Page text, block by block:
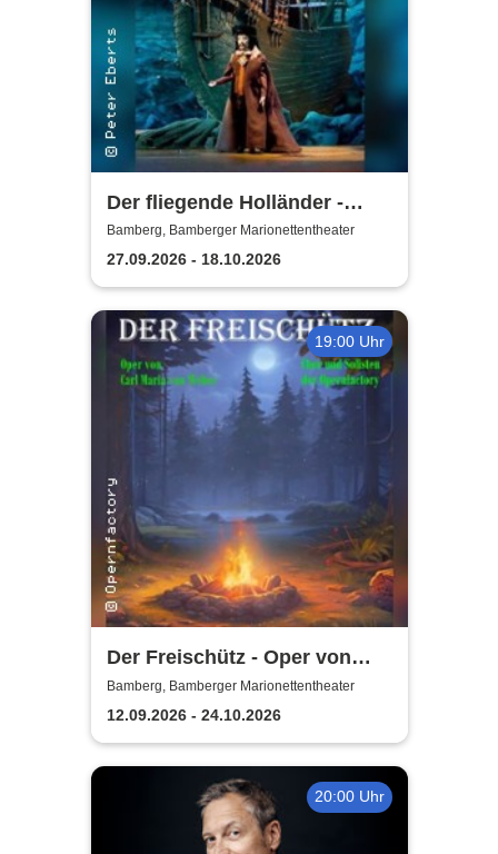
Der fliegende Holländer -
Bamberger
Marionettentheater
Bamberg, Bamberger Marionettentheater
27.09.2026 - 18.10.2026
19:00 Uhr
Der Freischütz - Oper von
Carl Maria von Weber
Bamberg, Bamberger Marionettentheater
12.09.2026 - 24.10.2026
20:00 Uhr